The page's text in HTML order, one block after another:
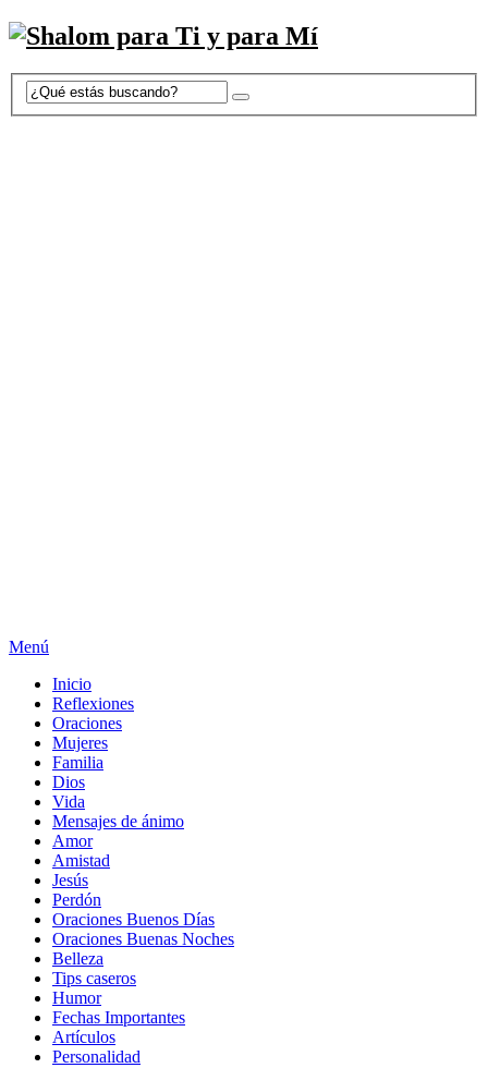
Menú
Inicio
Reflexiones
Oraciones
Mujeres
Familia
Dios
Vida
Mensajes de ánimo
Amor
Amistad
Jesús
Perdón
Oraciones Buenos Días
Oraciones Buenas Noches
Belleza
Tips caseros
Humor
Fechas Importantes
Artículos
Personalidad